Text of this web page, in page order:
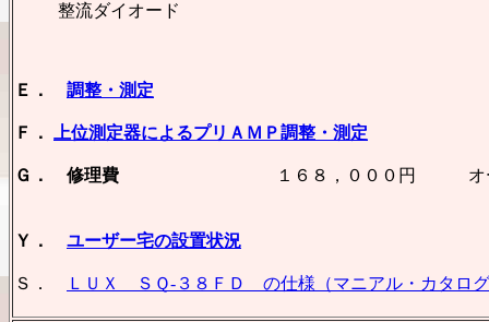
整流ダイオード
Ｅ． 調整・測定
Ｆ． 上位測定器によるプリＡＭＰ調整・測定
Ｇ． 修理費 １６８，０００円 オーバーホー
Ｙ． ユーザー宅の設置状況
Ｓ． ＬＵＸ ＳＱ-３８ＦＤ の仕様（マニアル・カタロ